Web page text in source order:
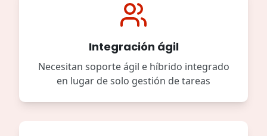
Integración ágil
Necesitan soporte ágil e híbrido integrado
en lugar de solo gestión de tareas